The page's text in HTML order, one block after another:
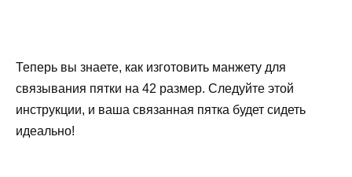
Теперь вы знаете, как изготовить манжету для
связывания пятки на 42 размер. Следуйте этой
инструкции, и ваша связанная пятка будет сидеть
идеально!